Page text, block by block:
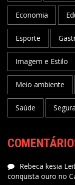
Economia
Esporte
Imagem e Estilo
Meio ambiente
Saúde
Rebeca kesia
conquista ouro no